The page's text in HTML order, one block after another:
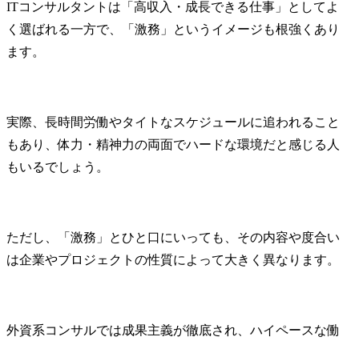
ITコンサルタントは「高収入・成長できる仕事」としてよ
く選ばれる一方で、「激務」というイメージも根強くあり
ます。
実際、長時間労働やタイトなスケジュールに追われること
もあり、体力・精神力の両面でハードな環境だと感じる人
もいるでしょう。
ただし、「激務」とひと口にいっても、その内容や度合い
は企業やプロジェクトの性質によって大きく異なります。
外資系コンサルでは成果主義が徹底され、ハイペースな働